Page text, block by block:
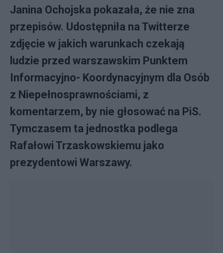
Janina Ochojska pokazała, że nie zna
przepisów. Udostępniła na Twitterze
zdjęcie w jakich warunkach czekają
ludzie przed warszawskim Punktem
Informacyjno- Koordynacyjnym dla Osób
z Niepełnosprawnościami, z
komentarzem, by nie głosować na PiS.
Tymczasem ta jednostka podlega
Rafałowi Trzaskowskiemu jako
prezydentowi Warszawy.